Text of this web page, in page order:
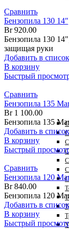
Сравнить
Бензопила 130
Br920.00
Бензопила 130
защищая руки
Добавить в
В корзину
Быстрый
Сравнить
Бензопила 135
Br1 100.00
Бензопила 135
Добавить в
В корзину
Быстрый
Сравнить
Бензопила 120
Br840.00
Бензопила 120
Добавить в
В корзину
Быстрый